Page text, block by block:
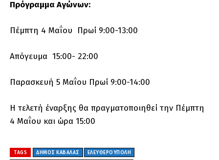
Πρόγραμμα Αγώνων:
Πέμπτη 4 Μαΐου Πρωί 9:00-13:00
Απόγευμα 15:00- 22:00
Παρασκευή 5 Μαΐου Πρωί 9:00-14:00
H τελετή έναρξης θα πραγματοποιηθεί την Πέμπτη
4 Μαΐου και ώρα 15:00
TAGS ΔΗΜΟΣ ΚΑΒΑΛΑΣ ΕΛΕΥΘΕΡΟΎΠΟΛΗ